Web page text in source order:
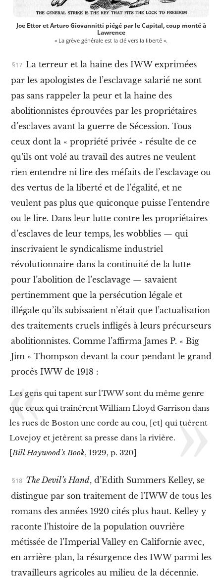
Joe Ettoret Arturo Giovannitti piégé par le Capital, coup monté à
Lawrence
« La grève générale est la clé vers la liberté ».
La terreur et la haine des IWW exprimées
par les apologistes de l’esclavage salarié ne sont
pas sans rappeler la peur et la haine des
abolitionnistes éprouvées par les propriétaires
d’esclaves avant la guerre de Sécession. Tous
ceux dont la « propriété privée » résulte de ce
qu’ils ont volé au travail des autres ne veulent
rien entendre ni lire des méfaits de l’esclavage ou
des vertus de la liberté et de l’égalité, et ne
veulent pas plus que quiconque puisse l’entendre
ou le lire. Dans leur lutte contre les propriétaires
d’esclaves de leur temps, les wobblies — qui
inscrivaient le syndicalisme industriel
révolutionnaire dans la continuité de la lutte
pour l’abolition de l’esclavage — savaient
pertinemment que la persécution légale et
illégale qu’ils subissaient n’était que l’actualisation
des traitements cruels infligés à leurs précurseurs
abolitionnistes. Comme l’affirma James P. « Big
Jim » Thompson devant la cour pendant le grand
procès IWW de 1918 :
Les gens qui tapent sur l’IWW sont du même genre
que ceux qui traînèrent William Lloyd Garrison dans
les rues de Boston une corde au cou, [et] qui tuèrent
Lovejoy et jetèrent sa presse dans la rivière.
[Bill Haywood’s Book, 1929, p. 320]
The Devil’s Hand, d’Edith Summers Kelley, se
distingue par son traitement de l’IWW de tous les
romans des années 1920 cités plus haut. Kelley y
raconte l’histoire de la population ouvrière
métissée de l’Imperial Valley en Californie avec,
en arrière-plan, la résurgence des IWW parmi les
travailleurs agricoles au milieu de la décennie.
,
t
i
q
e
s
d
u
s
s
è
m
d
i
n
u
s
t
i
e
d
c
i
r
e
»
3
.
e
S
e
e
e
,
t
r